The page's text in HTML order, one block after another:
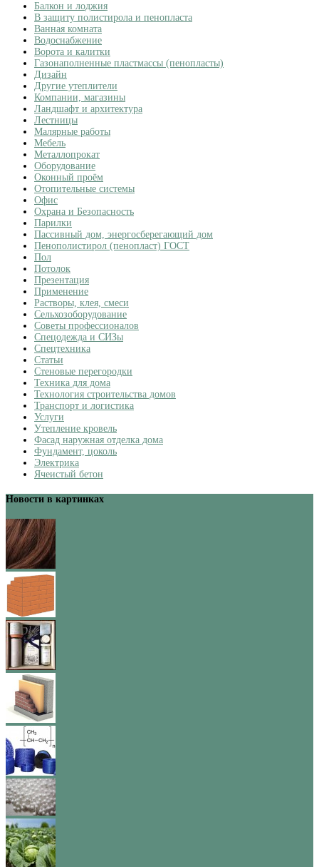
Балкон и лоджия
В защиту полистирола и пенопласта
Ванная комната
Водоснабжение
Ворота и калитки
Газонаполненные пластмассы (пенопласты)
Дизайн
Другие утеплители
Компании, магазины
Ландшафт и архитектура
Лестницы
Малярные работы
Мебель
Металлопрокат
Оборудование
Оконный проём
Отопительные системы
Офис
Охрана и Безопасность
Парилки
Пассивный дом, энергосберегающий дом
Пенополистирол (пенопласт) ГОСТ
Пол
Потолок
Презентация
Применение
Растворы, клея, смеси
Сельхозоборудование
Советы профессионалов
Спецодежда и СИЗы
Спецтехника
Статьи
Стеновые перегородки
Техника для дома
Технология строительства домов
Транспорт и логистика
Услуги
Утепление кровель
Фасад наружная отделка дома
Фундамент, цоколь
Электрика
Ячеистый бетон
Новости в картинках